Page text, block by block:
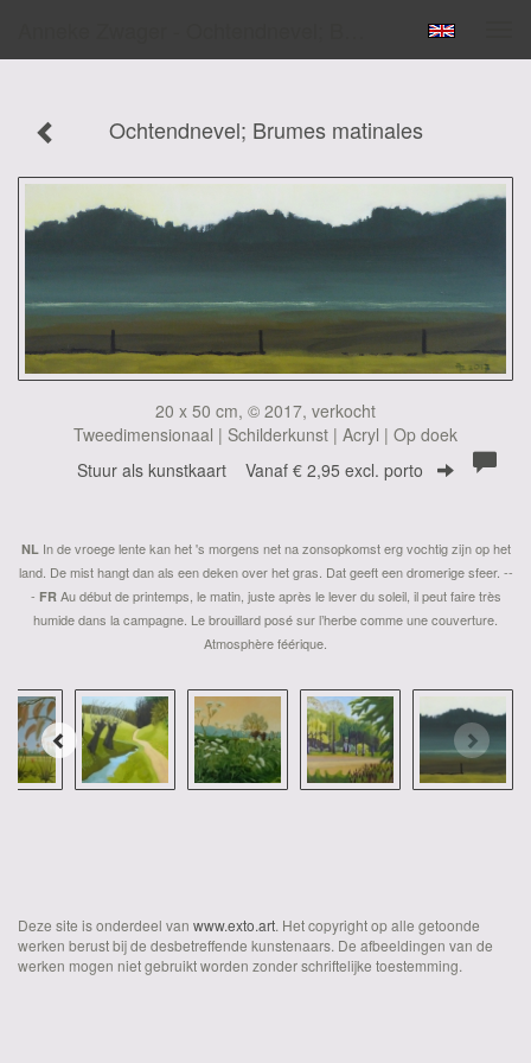
Ochtendnevel; Brumes matinales
20 x 50 cm, © 2017, verkocht
Tweedimensionaal | Schilderkunst | Acryl | Op doek
Stuur als kunstkaart Vanaf € 2,95 excl. porto
NLIn de vroege lente kan het 's morgens net na zonsopkomst erg vochtig zijn op het
land. De mist hangt dan als een deken over het gras. Dat geeft een dromerige sfeer. --
- FR Au début de printemps, le matin, juste après le lever du soleil, il peut faire très
humide dans la campagne. Le brouillard posé sur l’herbe comme une couverture.
Atmosphère féérique.
Deze site is onderdeel van www.exto.art. Het copyright op alle getoonde
werken berust bij de desbetreffende kunstenaars. De afbeeldingen van de
werken mogen niet gebruikt worden zonder schriftelijke toestemming.